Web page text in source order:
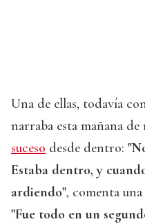
Una de ellas, todavía
narraba esta mañana de
suceso desde dentro:
Estaba dentro, y
ardiendo", comenta
"Fue todo en un